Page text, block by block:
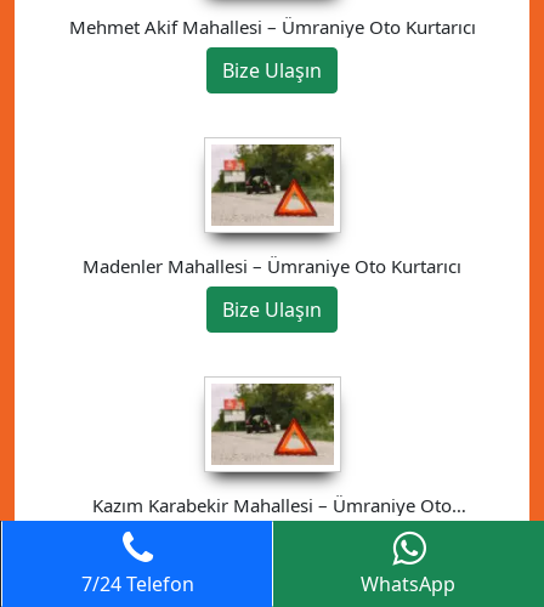
7/24 Telefon WhatsApp
Mehmet Akif Mahallesi – Ümraniye Oto Kurtarıcı
Bize Ulaşın
Madenler Mahallesi – Ümraniye Oto Kurtarıcı
Bize Ulaşın
Kazım Karabekir Mahallesi – Ümraniye Oto
Kurtarıcı